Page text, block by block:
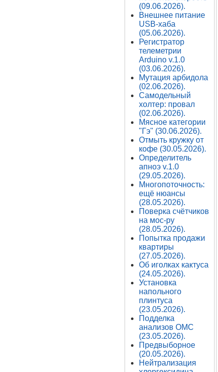
(09.06.2026).
Внешнее питание
USB-хаба
(05.06.2026).
Регистратор
телеметрии
Arduino v.1.0
(03.06.2026).
Мутация арбидола
(02.06.2026).
Самодельный
холтер: провал
(02.06.2026).
Мясное категории
"Гэ" (30.06.2026).
Отмыть кружку от
кофе (30.05.2026).
Определитель
апноэ v.1.0
(29.05.2026).
Многопоточность:
ещё нюансы
(28.05.2026).
Поверка счётчиков
на мос-ру
(28.05.2026).
Попытка продажи
квартиры
(27.05.2026).
Об иголках кактуса
(24.05.2026).
Установка
напольного
плинтуса
(23.05.2026).
Подделка
анализов ОМС
(23.05.2026).
Предвыборное
(20.05.2026).
Нейтрализация